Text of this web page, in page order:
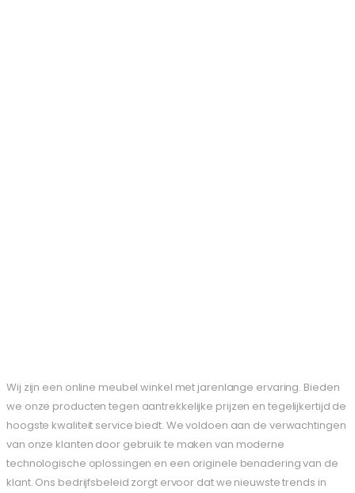
Wij zijn een online meubel winkel met jarenlange ervaring. Bieden
we onze producten tegen aantrekkelijke prijzen en tegelijkertijd de
hoogste kwaliteit service biedt. We voldoen aan de verwachtingen
van onze klanten door gebruik te maken van moderne
technologische oplossingen en een originele benadering van de
klant. Ons bedrijfsbeleid zorgt ervoor dat we nieuwste trends in